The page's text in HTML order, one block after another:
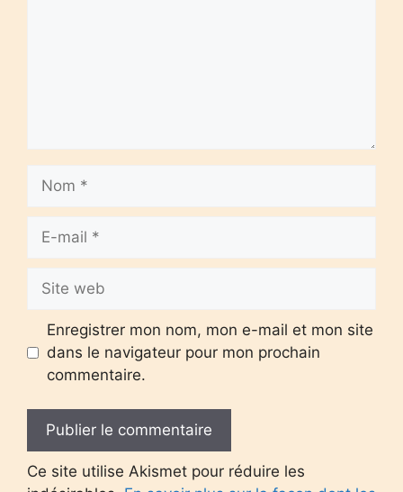
mail
web
Enregistrer mon nom, mon e-mail et mon site
dans le navigateur pour mon prochain
commentaire.
Ce site utilise Akismet pour réduire les